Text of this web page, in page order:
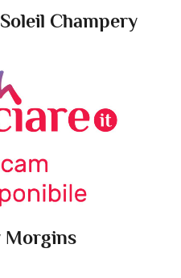
Champery
Morgins